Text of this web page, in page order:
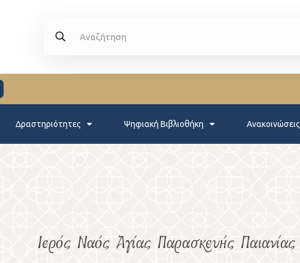
Δραστηριότητες Ψηφιακή Βιβλιοθήκη Ανακοινώσεις
Ιερός Ναός Αγίας Παρασκευής Παιανίας